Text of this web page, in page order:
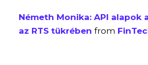
Németh Monika: API alapok
az RTS tükrében from